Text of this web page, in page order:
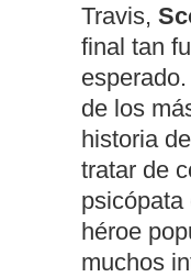
Travis,
final tan
de los
historia
tratar de
psicópata
héroe
muchos